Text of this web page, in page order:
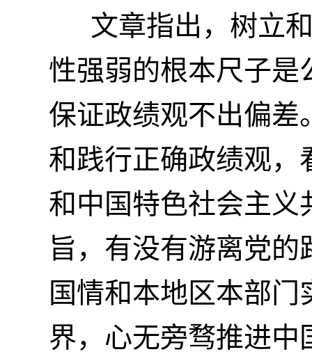
文章指出，树立和
性强弱的根本尺子
保证政绩观不出偏
和践行正确政绩观
和中国特色社会主
旨，有没有游离党
国情和本地区本部
界，心无旁骛推进中